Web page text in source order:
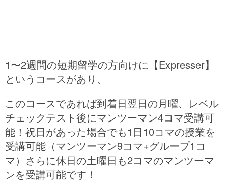
1〜2週間の短期留学の方向けに【Expresser】
というコースがあり、
このコースであれば到着日翌日の月曜、レベル
チェックテスト後にマンツーマン4コマ受講可
能！祝日があった場合でも1日10コマの授業を
受講可能（マンツーマン9コマ+グループ1コ
マ）さらに休日の土曜日も2コマのマンツーマ
ンを受講可能です！